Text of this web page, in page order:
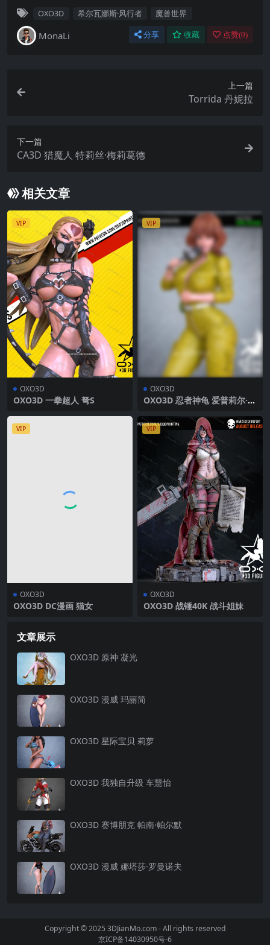
OXO3D 希尔瓦娜斯·风行者 魔兽世界
MonaLi 分享 收藏 点赞(0)
上一篇
Torrida 丹妮拉
下一篇
CA3D 猎魔人 特莉丝·梅莉葛德
相关文章
VIP
OXO3D
OXO3D 一拳超人 弩S
VIP
OXO3D
OXO3D 忍者神龟 爱普莉尔·奥
VIP
OXO3D
OXO3D DC漫画 猫女
VIP
OXO3D
OXO3D 战锤40K 战斗姐妹
文章展示
OXO3D 原神 凝光
OXO3D 漫威 玛丽简
OXO3D 星际宝贝 莉萝
OXO3D 我独自升级 车慧怡
OXO3D 赛博朋克 帕南·帕尔默
OXO3D 漫威 娜塔莎·罗曼诺夫
Copyright © 2025 3DJianMo.com - All rights reserved
京ICP备14030950号-6